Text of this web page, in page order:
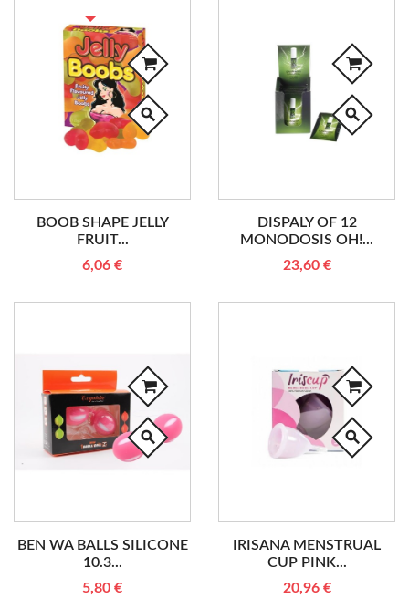
search
BOOB SHAPE JELLY
FRUIT...
6,06 €
search
DISPALY OF 12
MONODOSIS OH!...
23,60 €
search
BEN WA BALLS SILICONE
10.3...
5,80 €
search
IRISANA MENSTRUAL
CUP PINK...
20,96 €